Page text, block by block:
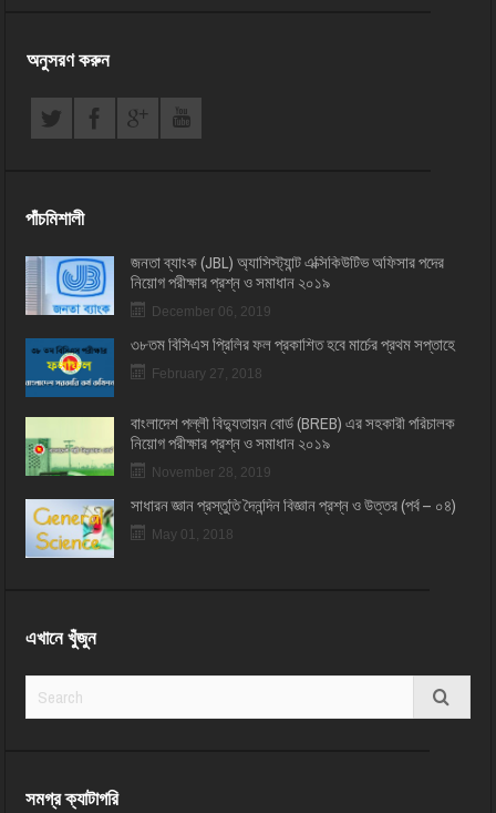
অনুসরণ করুন
পাঁচমিশালী
জনতা ব্যাংক (JBL) অ্যাসিস্ট্যান্ট এক্সিকিউটিভ অফিসার পদের
নিয়োগ পরীক্ষার প্রশ্ন ও সমাধান ২০১৯
December 06, 2019
৩৮তম বিসিএস প্রিলির ফল প্রকাশিত হবে মার্চের প্রথম সপ্তাহে
February 27, 2018
বাংলাদেশ পল্লী বিদ্যুতায়ন বোর্ড (BREB) এর সহকারী পরিচালক
নিয়োগ পরীক্ষার প্রশ্ন ও সমাধান ২০১৯
November 28, 2019
সাধারন জ্ঞান প্রস্তুতি দৈনন্দিন বিজ্ঞান প্রশ্ন ও উত্তর (পর্ব – ০৪)
May 01, 2018
এখানে খুঁজুন
সমগ্র ক্যাটাগরি